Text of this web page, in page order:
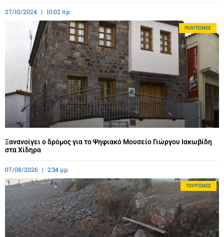
27/10/2024 10:02 πμ
ΠΟΛΙΤΙΣΜΌΣ
Ξανανοίγει ο δρόμος για το Ψηφιακό Μουσείο Γιώργου Ιακωβίδη
στα Χίδηρα
07/08/2026 2:34 μμ
ΤΟΥΡΙΣΜΌΣ